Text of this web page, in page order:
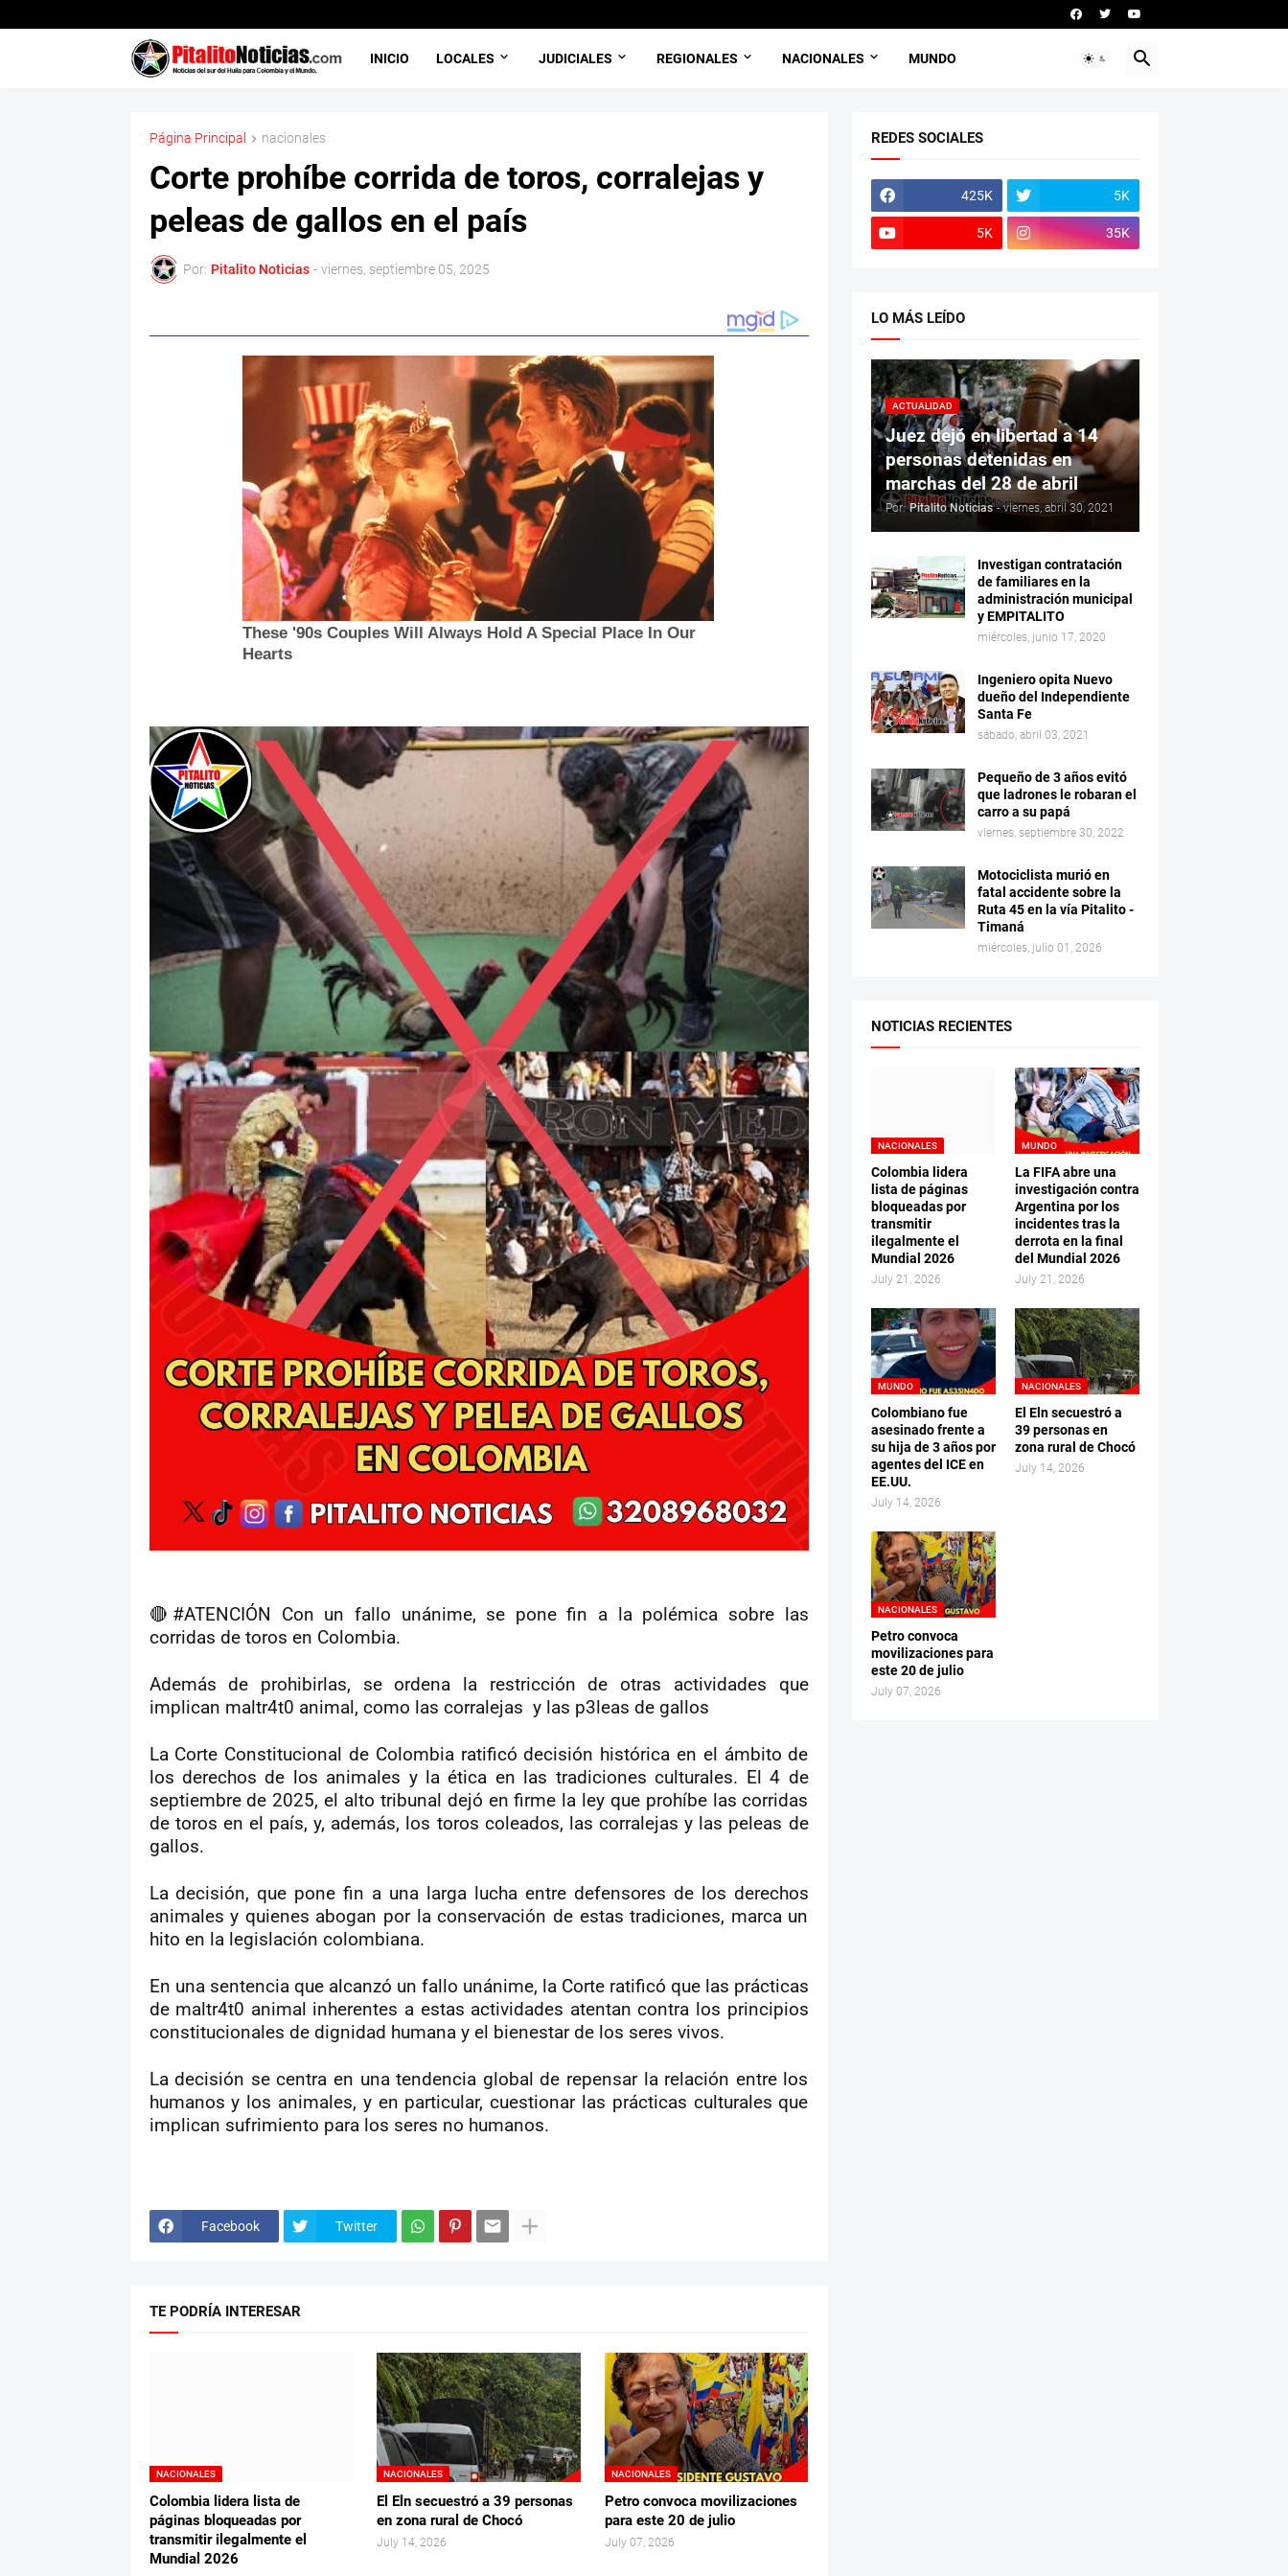
INICIO LOCALES JUDICIALES REGIONALES NACIONALES MUNDO
Página Principal nacionales
Corte prohíbe corrida de toros, corralejas y
peleas de gallos en el país
Por: Pitalito Noticias - viernes, septiembre 05, 2025
🔴 #ATENCIÓN Con un fallo unánime, se pone fin a la polémica sobre las
corridas de toros en Colombia.
Además de prohibirlas, se ordena la restricción de otras actividades que
implican maltr4t0 animal, como las corralejas y las p3leas de gallos
La Corte Constitucional de Colombia ratificó decisión histórica en el ámbito de
los derechos de los animales y la ética en las tradiciones culturales. El 4 de
septiembre de 2025, el alto tribunal dejó en firme la ley que prohíbe las corridas
de toros en el país, y, además, los toros coleados, las corralejas y las peleas de
gallos.
La decisión, que pone fin a una larga lucha entre defensores de los derechos
animales y quienes abogan por la conservación de estas tradiciones, marca un
hito en la legislación colombiana.
En una sentencia que alcanzó un fallo unánime, la Corte ratificó que las prácticas
de maltr4t0 animal inherentes a estas actividades atentan contra los principios
constitucionales de dignidad humana y el bienestar de los seres vivos.
La decisión se centra en una tendencia global de repensar la relación entre los
humanos y los animales, y en particular, cuestionar las prácticas culturales que
implican sufrimiento para los seres no humanos.
Facebook Twitter
TE PODRÍA INTERESAR
NACIONALES
Colombia lidera lista de
páginas bloqueadas por
transmitir ilegalmente el
Mundial 2026
NACIONALES
El Eln secuestró a 39 personas
en zona rural de Chocó
July 14, 2026
NACIONALES
Petro convoca movilizaciones
para este 20 de julio
July 07, 2026
REDES SOCIALES
425K 5K
5K 35K
LO MÁS LEÍDO
ACTUALIDAD
Juez dejó en libertad a 14
personas detenidas en
marchas del 28 de abril
Por: Pitalito Noticias - viernes, abril 30, 2021
Investigan contratación
de familiares en la
administración municipal
y EMPITALITO
miércoles, junio 17, 2020
Ingeniero opita Nuevo
dueño del Independiente
Santa Fe
sábado, abril 03, 2021
Pequeño de 3 años evitó
que ladrones le robaran el
carro a su papá
viernes, septiembre 30, 2022
Motociclista murió en
fatal accidente sobre la
Ruta 45 en la vía Pitalito -
Timaná
miércoles, julio 01, 2026
NOTICIAS RECIENTES
NACIONALES
Colombia lidera
lista de páginas
bloqueadas por
transmitir
ilegalmente el
Mundial 2026
July 21, 2026
MUNDO
La FIFA abre una
investigación contra
Argentina por los
incidentes tras la
derrota en la final
del Mundial 2026
July 21, 2026
MUNDO
Colombiano fue
asesinado frente a
su hija de 3 años por
agentes del ICE en
EE.UU.
July 14, 2026
NACIONALES
El Eln secuestró a
39 personas en
zona rural de Chocó
July 14, 2026
NACIONALES
Petro convoca
movilizaciones para
este 20 de julio
July 07, 2026